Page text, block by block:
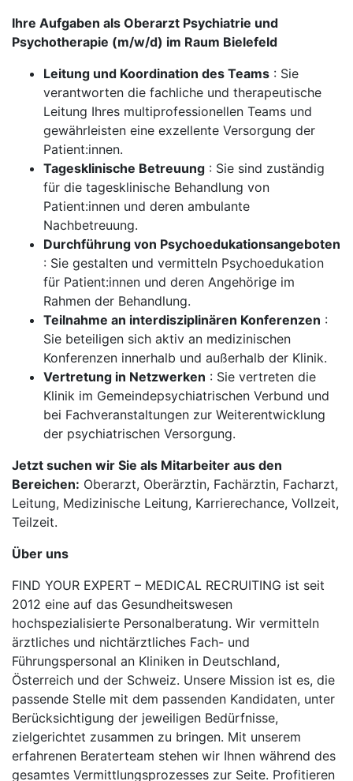
Ihre Aufgaben als Oberarzt Psychiatrie und
Psychotherapie (m/w/d) im Raum Bielefeld
Leitung und Koordination des Teams : Sie
verantworten die fachliche und therapeutische
Leitung Ihres multiprofessionellen Teams und
gewährleisten eine exzellente Versorgung der
Patient:innen.
Tagesklinische Betreuung : Sie sind zuständig
für die tagesklinische Behandlung von
Patient:innen und deren ambulante
Nachbetreuung.
Durchführung von Psychoedukationsangeboten
: Sie gestalten und vermitteln Psychoedukation
für Patient:innen und deren Angehörige im
Rahmen der Behandlung.
Teilnahme an interdisziplinären Konferenzen :
Sie beteiligen sich aktiv an medizinischen
Konferenzen innerhalb und außerhalb der Klinik.
Vertretung in Netzwerken : Sie vertreten die
Klinik im Gemeindepsychiatrischen Verbund und
bei Fachveranstaltungen zur Weiterentwicklung
der psychiatrischen Versorgung.
Jetzt suchen wir Sie als Mitarbeiter aus den
Bereichen: Oberarzt, Oberärztin, Fachärztin, Facharzt,
Leitung, Medizinische Leitung, Karrierechance, Vollzeit,
Teilzeit.
Über uns
FIND YOUR EXPERT – MEDICAL RECRUITING ist seit
2012 eine auf das Gesundheitswesen
hochspezialisierte Personalberatung. Wir vermitteln
ärztliches und nichtärztliches Fach- und
Führungspersonal an Kliniken in Deutschland,
Österreich und der Schweiz. Unsere Mission ist es, die
passende Stelle mit dem passenden Kandidaten, unter
Berücksichtigung der jeweiligen Bedürfnisse,
zielgerichtet zusammen zu bringen. Mit unserem
erfahrenen Beraterteam stehen wir Ihnen während des
gesamtes Vermittlungsprozesses zur Seite. Profitieren